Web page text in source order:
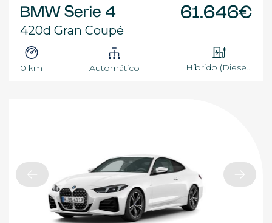
BMW Serie 4
420d Gran Coupé
61.646€
0 km Automático Híbrido (Diese...